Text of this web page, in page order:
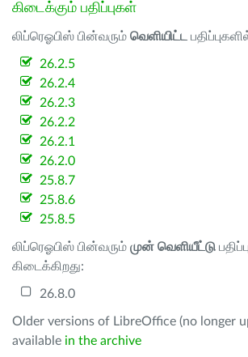
கிடைக்கும் பதிப்புகள்
லிப்ரெஓபிஸ் பின்வரும் வெளியிட்ட
26.2.5
26.2.4
26.2.3
26.2.2
26.2.1
26.2.0
25.8.7
25.8.6
25.8.5
லிப்ரெஓபிஸ் பின்வரும் முன் வெளியீட்டு
கிடைக்கிறது:
26.8.0
Older versions of LibreOffice (no longer
available in the archive